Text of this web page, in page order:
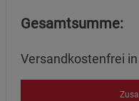
Gesamtsumme:
Versandkostenfrei